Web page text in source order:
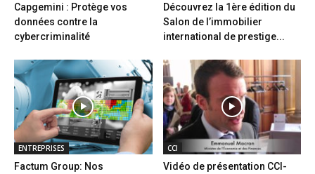
Capgemini : Protège vos
données contre la
cybercriminalité
Découvrez la 1ère édition du
Salon de l’immobilier
international de prestige...
ENTREPRISES
Factum Group: Nos
CCI
Vidéo de présentation CCI-